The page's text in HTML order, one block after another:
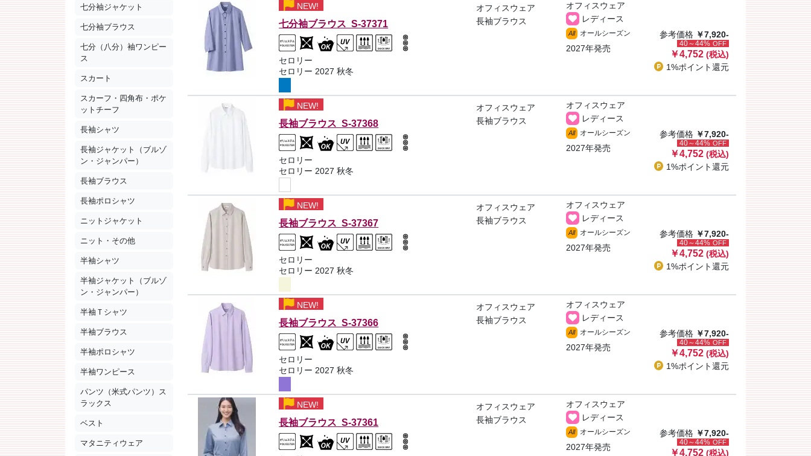
七分袖ジャケット
七分袖ブラウス
七分（八分）袖ワンピー
ス
スカート
スカーフ・四角布・ポケ
ットチーフ
長袖シャツ
長袖ジャケット（ブルゾ
ン・ジャンパー）
長袖ブラウス
長袖ポロシャツ
ニットジャケット
ニット・その他
半袖シャツ
半袖ジャケット（ブルゾ
ン・ジャンパー）
半袖Ｔシャツ
半袖ブラウス
半袖ポロシャツ
半袖ワンピース
パンツ（米式パンツ）ス
ラックス
ベスト
マタニティウェア
NEW!
七分袖ブラウス S-37371
セロリー
セロリー 2027 秋冬
オフィスウェア
長袖ブラウス
オフィスウェア
レディース
All オールシーズン
2027年発売
参考価格 ￥7,920-
40～44% OFF
￥4,752 (税込)
1%ポイント還元
NEW!
長袖ブラウス S-37368
セロリー
セロリー 2027 秋冬
オフィスウェア
長袖ブラウス
オフィスウェア
レディース
All オールシーズン
2027年発売
参考価格 ￥7,920-
40～44% OFF
￥4,752 (税込)
1%ポイント還元
NEW!
長袖ブラウス S-37367
セロリー
セロリー 2027 秋冬
オフィスウェア
長袖ブラウス
オフィスウェア
レディース
All オールシーズン
2027年発売
参考価格 ￥7,920-
40～44% OFF
￥4,752 (税込)
1%ポイント還元
NEW!
長袖ブラウス S-37366
セロリー
セロリー 2027 秋冬
オフィスウェア
長袖ブラウス
オフィスウェア
レディース
All オールシーズン
2027年発売
参考価格 ￥7,920-
40～44% OFF
￥4,752 (税込)
1%ポイント還元
NEW!
長袖ブラウス S-37361
オフィスウェア
長袖ブラウス
オフィスウェア
レディース
All オールシーズン
2027年発売
参考価格 ￥7,920-
40～44% OFF
￥4,752 (税込)